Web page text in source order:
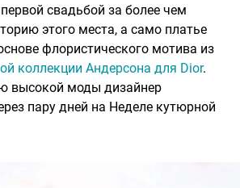
свадьбой за более чем
этого места, а само платье
флористического мотива из
коллекции Андерсона для Dior.
высокой моды дизайнер
пару дней на Неделе кутюрной